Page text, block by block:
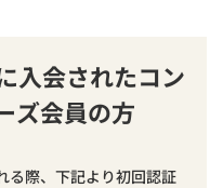
入会されたコン
ズ会員の方
る際、下記より初回認証